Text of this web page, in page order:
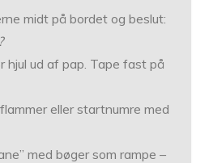
midt på bordet og beslut:
hjul ud af pap. Tape fast på
eller startnumre med
med bøger som rampe –